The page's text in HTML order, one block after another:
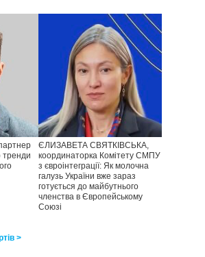
тренди
ЄЛИЗАВЕТА СВЯТКІВСЬКА,
координаторка Комітету СМПУ
з євроінтеграції: Як молочна
галузь України вже зараз
готується до майбутнього
членства в Європейському
Союзі
>